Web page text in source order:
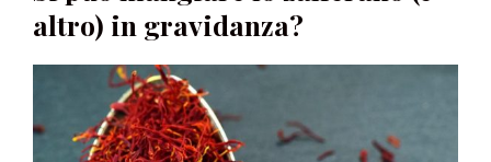
altro) in gravidanza?